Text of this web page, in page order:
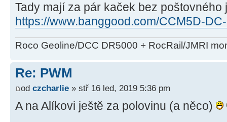
Tady mají za pár kaček bez
https://www.banggood.com/CCM5D-
Roco Geoline/DCC DR5000 + RocRail/JMRI
Re: PWM
od czcharlie » stř 16 led, 2019 5:36 pm
A na Alíkovi ještě za polovinu (a něco)